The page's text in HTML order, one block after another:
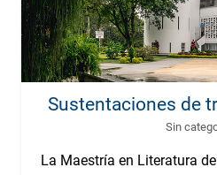
Sustentaciones de
Sin
La Maestría en Literatura